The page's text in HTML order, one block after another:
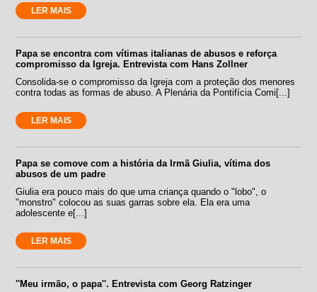
LER MAIS
Papa se encontra com vítimas italianas de abusos e reforça
compromisso da Igreja. Entrevista com Hans Zollner
Consolida-se o compromisso da Igreja com a proteção dos menores
contra todas as formas de abuso. A Plenária da Pontifícia Comi[...]
LER MAIS
Papa se comove com a história da Irmã Giulia, vítima dos
abusos de um padre
Giulia era pouco mais do que uma criança quando o "lobo", o
"monstro" colocou as suas garras sobre ela. Ela era uma
adolescente e[...]
LER MAIS
''Meu irmão, o papa''. Entrevista com Georg Ratzinger